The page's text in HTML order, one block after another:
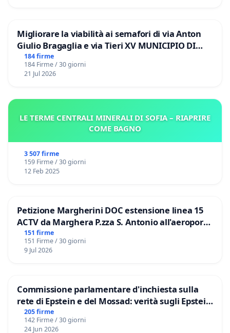
Migliorare la viabilità ai semafori di via Anton
Giulio Bragaglia e via Tieri XV MUNICIPIO DI
ROMA
184 firme
184 Firme / 30 giorni
21 Jul 2026
LE TERME CENTRALI MINERALI DI SOFIA – RIAPRIRE
COME BAGNO
3 507 firme
159 Firme / 30 giorni
12 Feb 2025
Petizione Margherini DOC estensione linea 15
ACTV da Marghera P.zza S. Antonio all'aeroporto
Marco Polo tariffa a € 1,50
151 firme
151 Firme / 30 giorni
9 Jul 2026
Commissione parlamentare d'inchiesta sulla
rete di Epstein e del Mossad: verità sugli Epstein
Files
205 firme
142 Firme / 30 giorni
24 Jun 2026